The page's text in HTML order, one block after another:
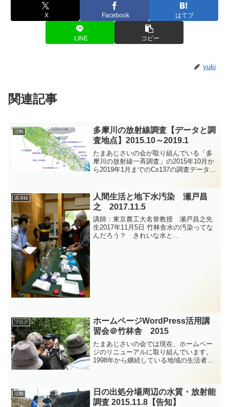
X Facebook はてブ
LINE コピー
yuki
関連記事
活動
多摩川の放射線調査【データと調
査地点】2015.10～2019.1
たまあじさいの会が取り組んでいる「多
摩川の放射線一斉調査」の2015年10月か
ら2019年1月までのCs137の調査データを
川リネンプロジェクトの図】
講演録
人間生活と地下水汚染 瀬戸昌
之 2017.11.5
講師：東京農工大名誉教授 瀬戸昌之先
生2017年11月5日 竹林舎水の汚染ってな
んだろう？ きれいな水と
ブログ
ホームページWordPress活用講
習会＠竹林舎 2015
たまあじさいの会では現在、ホームペー
ジのリニューアルに取り組んでいます。
1998年から継続している地域の生活者、
科学的な調査活動の結果や成果を今後、
ひとりでも多くの方に知...
活動
日の出処分場周辺の水質・放射能
調査 2015.11.8【告知】